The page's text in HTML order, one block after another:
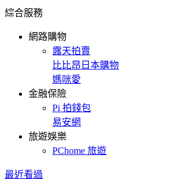
綜合服務
網路購物
露天拍賣
比比昂日本購物
媽咪愛
金融保險
Pi 拍錢包
易安網
旅遊娛樂
PChome 旅遊
最近看過